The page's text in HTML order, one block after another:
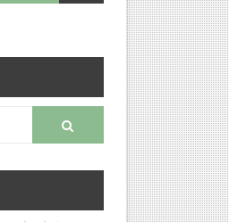
செய்தி இணையதளத்தில்